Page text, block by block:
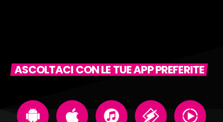
ASCOLTACI CON LE TUE APP PREFERITE